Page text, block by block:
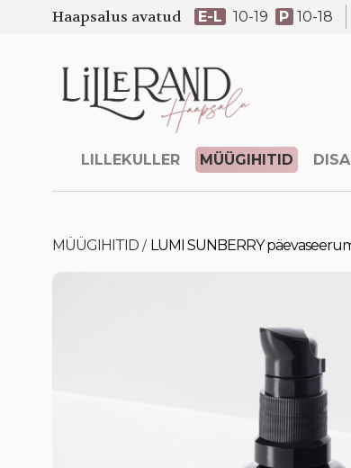
Haapsalus avatud E-L 10-19 P 10-18
LILLEKULLER MÜÜGIHITID
MÜÜGIHITID / LUMI SUNBERRY